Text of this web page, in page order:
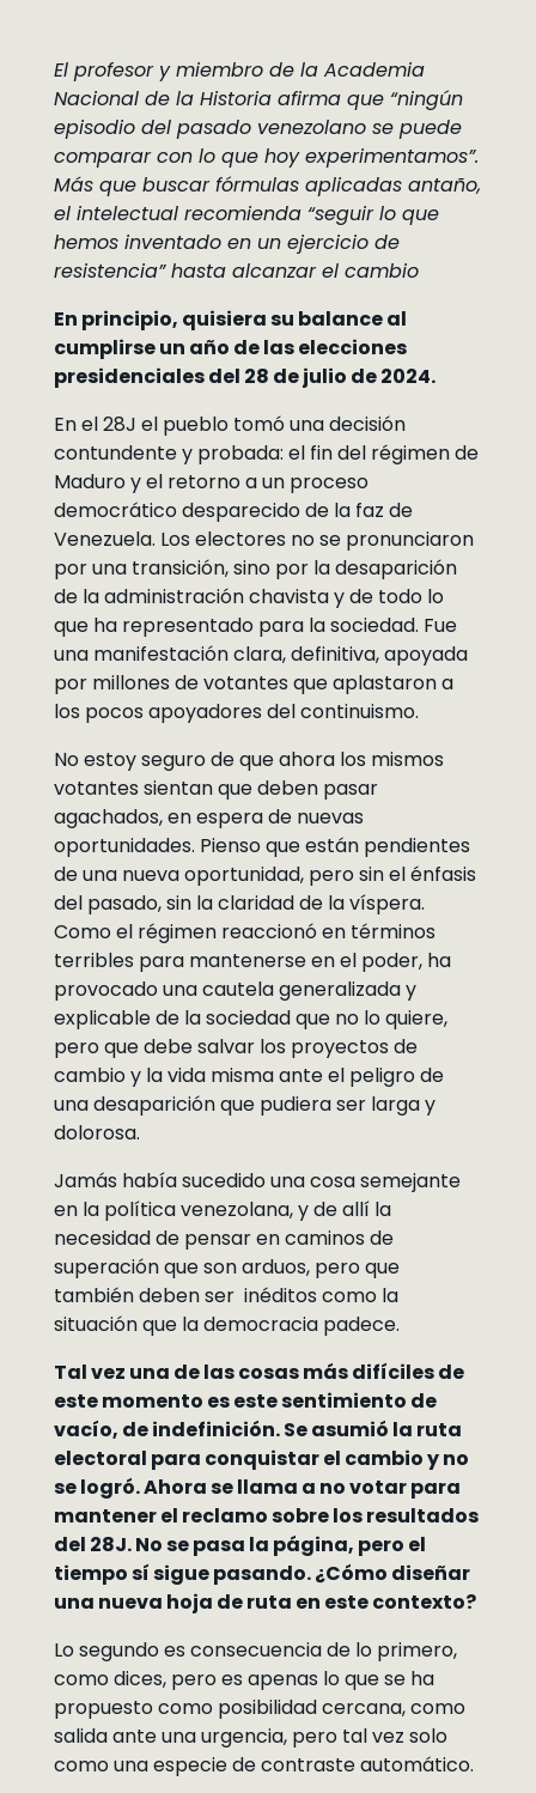
El profesor y miembro de la Academia
Nacional de la Historia afirma que “ningún
episodio del pasado venezolano se puede
comparar con lo que hoy experimentamos”.
Más que buscar fórmulas aplicadas antaño,
el intelectual recomienda “seguir lo que
hemos inventado en un ejercicio de
resistencia” hasta alcanzar el cambio
En principio, quisiera su balance al
cumplirse un año de las elecciones
presidenciales del 28 de julio de 2024.
En el 28J el pueblo tomó una decisión
contundente y probada: el fin del régimen de
Maduro y el retorno a un proceso
democrático desparecido de la faz de
Venezuela. Los electores no se pronunciaron
por una transición, sino por la desaparición
de la administración chavista y de todo lo
que ha representado para la sociedad. Fue
una manifestación clara, definitiva, apoyada
por millones de votantes que aplastaron a
los pocos apoyadores del continuismo.
No estoy seguro de que ahora los mismos
votantes sientan que deben pasar
agachados, en espera de nuevas
oportunidades. Pienso que están pendientes
de una nueva oportunidad, pero sin el énfasis
del pasado, sin la claridad de la víspera.
Como el régimen reaccionó en términos
terribles para mantenerse en el poder, ha
provocado una cautela generalizada y
explicable de la sociedad que no lo quiere,
pero que debe salvar los proyectos de
cambio y la vida misma ante el peligro de
una desaparición que pudiera ser larga y
dolorosa.
Jamás había sucedido una cosa semejante
en la política venezolana, y de allí la
necesidad de pensar en caminos de
superación que son arduos, pero que
también deben ser inéditos como la
situación que la democracia padece.
Tal vez una de las cosas más difíciles de
este momento es este sentimiento de
vacío, de indefinición. Se asumió la ruta
electoral para conquistar el cambio y no
se logró. Ahora se llama a no votar para
mantener el reclamo sobre los resultados
del 28J. No se pasa la página, pero el
tiempo sí sigue pasando. ¿Cómo diseñar
una nueva hoja de ruta en este contexto?
Lo segundo es consecuencia de lo primero,
como dices, pero es apenas lo que se ha
propuesto como posibilidad cercana, como
salida ante una urgencia, pero tal vez solo
como una especie de contraste automático.